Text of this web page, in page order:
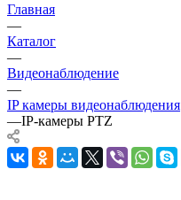
Главная
—
Каталог
—
Видеонаблюдение
—
IP камеры видеонаблюдения
—IP-камеры PTZ